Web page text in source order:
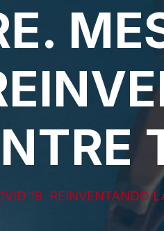
19. REINVENTANDO